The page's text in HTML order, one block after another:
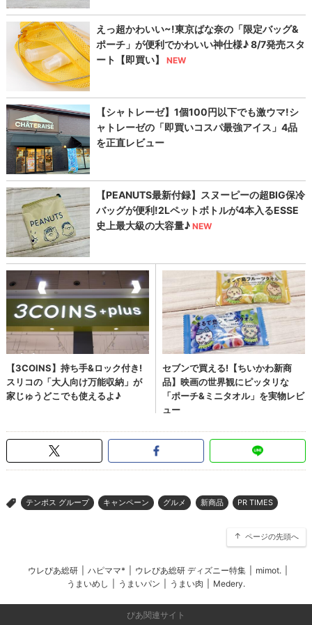
> テンポス グループ キャンペーン グルメ 新商品 PR TIMES
ページの先頭へ
ウレぴあ総研 ハピママ* ウレぴあ総研 ディズニー特集 mimot.
うまいめし
うまいパン うまい肉 Medery.
ぴあ関連サイト